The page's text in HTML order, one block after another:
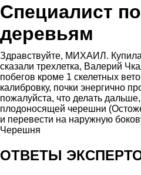
Специалист
деревьям
Здравствуйте, МИХАИЛ.
сказали трехлетка, Валерий
побегов кроме 1 скелетных
калибровку, почки энергично
пожалуйста, что делать
плодоносящей черешни
и перевести на наружную
Черешня
ОТВЕТЫ